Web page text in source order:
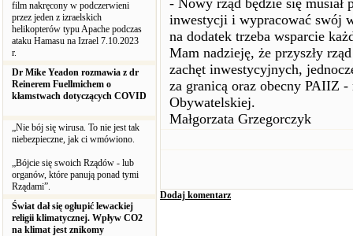
film nakręcony w podczerwieni
przez jeden z izraelskich
helikopterów typu Apache podczas
ataku Hamasu na Izrael 7.10.2023
r.
Dr Mike Yeadon rozmawia z dr
Reinerem Fuellmichem o
kłamstwach dotyczących COVID
„Nie bój się wirusa. To nie jest tak
niebezpieczne, jak ci wmówiono.
„Bójcie się swoich Rządów - lub
organów, które panują ponad tymi
Rządami”.
Świat dał się ogłupić lewackiej
religii klimatycznej. Wpływ CO2
na klimat jest znikomy
- Nowy rząd będzie się
inwestycji i wypracować swój
na dodatek trzeba wsparcie
Mam nadzieję, że przyszły
zachęt inwestycyjnych,
za granicą oraz obecny PAIIZ
Obywatelskiej.
Małgorzata Grzegorczyk
Dodaj komentarz